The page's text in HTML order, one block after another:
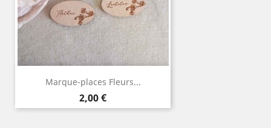
Marque-places Fleurs...
Prix
2,00 €